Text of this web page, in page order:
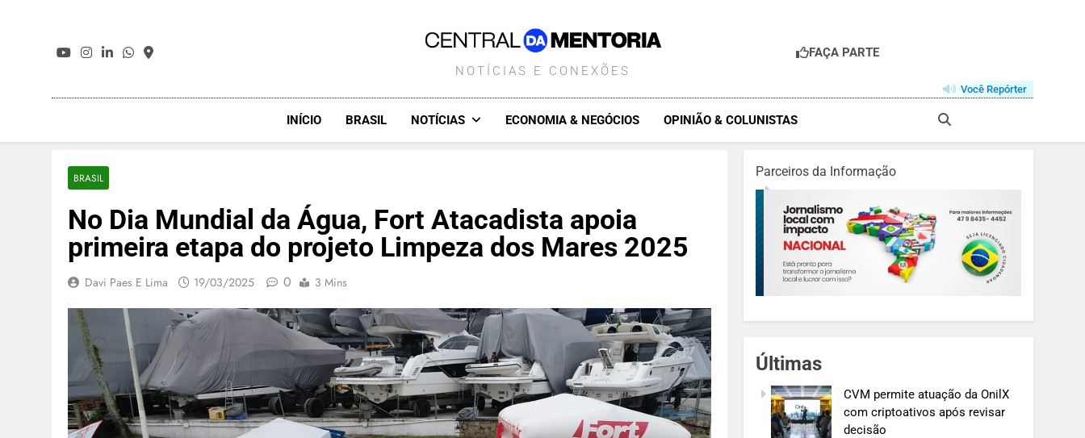
CENTRALDAMENTORIA.COM.BR
NOTÍCIAS E CONEXÕES
FAÇA PARTE
Você Repórter
INÍCIO BRASIL NOTÍCIAS ECONOMIA & NEGÓCIOS OPINIÃO & COLUNISTAS
BRASIL
No Dia Mundial da Água, Fort Atacadista apoia
primeira etapa do projeto Limpeza dos Mares 2025
Davi Paes E Lima 19/03/2025 0 3 Mins
Parceiros da Informação
Últimas
CVM permite atuação da OnilX
com criptoativos após revisar
decisão